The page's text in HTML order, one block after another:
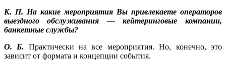
К. П. На какие мероприятия Вы привлекаете операторов
выездного обслуживания — кейтеринговые компании,
банкетные службы?
О. Б. Практически на все мероприятия. Но, конечно, это
зависит от формата и концепции события.